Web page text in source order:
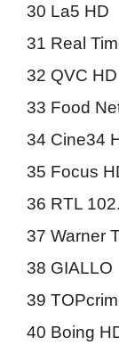
30 La5 HD
31 Real
32 QVC HD
33 Food
34 Cine34
35 Focus
36 RTL
37 Warner
38 GIALLO
39
40 Boing